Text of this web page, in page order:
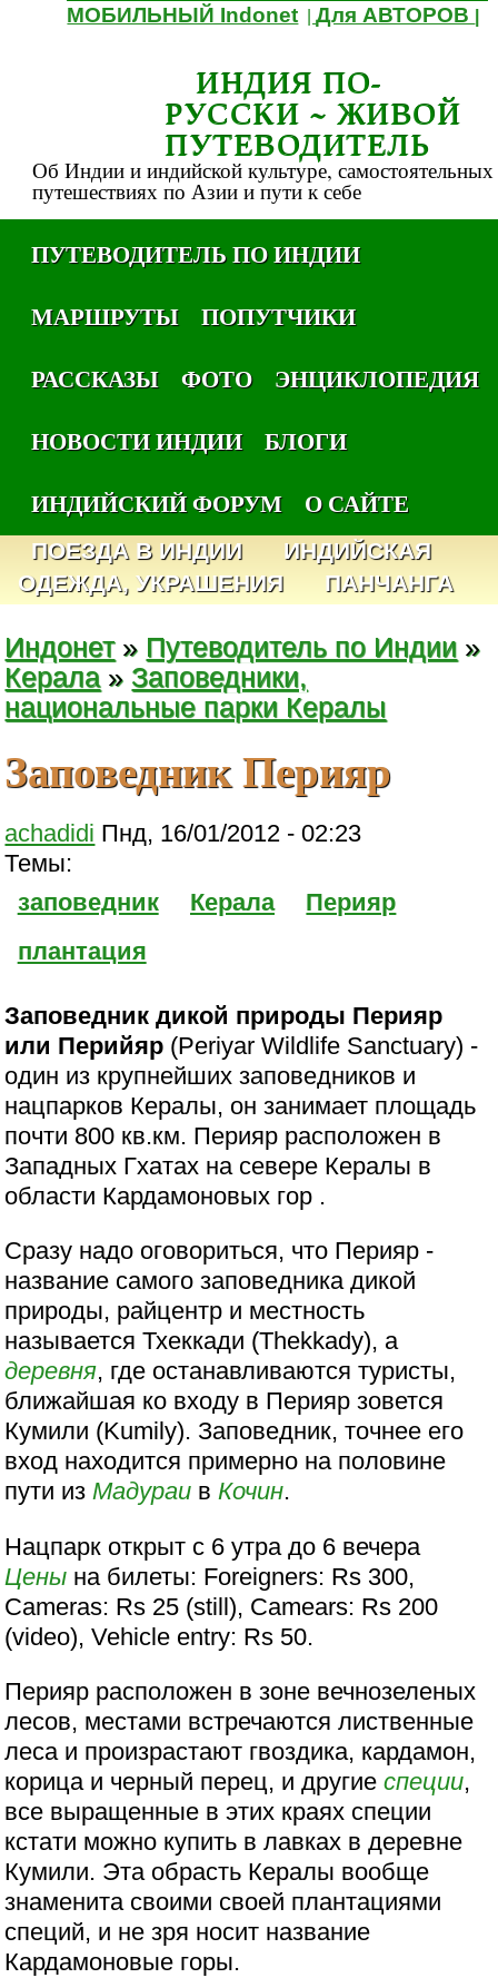
МОБИЛЬНЫЙ Indonet |Для АВТОРОВ
ИНДИЯ ПО-
РУССКИ ~ ЖИВОЙ
ПУТЕВОДИТЕЛЬ
Об Индии и индийской культуре, самостоятельных
путешествиях по Азии и пути к себе
ПУТЕВОДИТЕЛЬ ПО ИНДИИ
МАРШРУТЫ
ПОПУТЧИКИ
РАССКАЗЫ
ФОТО
ЭНЦИКЛОПЕДИЯ
НОВОСТИ ИНДИИ
БЛОГИ
ИНДИЙСКИЙ ФОРУМ
О САЙТЕ
ПОЕЗДА В ИНДИИ
ИНДИЙСКАЯ
ОДЕЖДА, УКРАШЕНИЯ
ПАНЧАНГА
Индонет» Путеводитель по Индии »
Керала » Заповедники,
национальные парки Кералы
Заповедник Перияр
achadidi Пнд, 16/01/2012 - 02:23
Темы:
заповедник
Керала
Перияр
плантация
Заповедник дикой природы Перияр
или Перийяр (Periyar Wildlife Sanctuary) -
один из крупнейших заповедников и
нацпарков Кералы, он занимает площадь
почти 800 кв.км. Перияр расположен в
Западных Гхатах на севере Кералы в
области Кардамоновых гор .
Сразу надо оговориться, что Перияр -
название самого заповедника дикой
природы, райцентр и местность
называется Тхеккади (Thekkady), а
деревня, где останавливаются туристы,
ближайшая ко входу в Перияр зовется
Кумили (Kumily). Заповедник, точнее его
вход находится примерно на половине
пути изМадураи вКочин.
Нацпарк открыт с 6 утра до 6 вечера
Цены на билеты: Foreigners: Rs 300,
Cameras: Rs 25 (still), Camears: Rs 200
(video), Vehicle entry: Rs 50.
Перияр расположен в зоне вечнозеленых
лесов, местами встречаются лиственные
леса и произрастают гвоздика, кардамон,
корица и черный перец, и другиеспеции,
все выращенные в этих краях специи
кстати можно купить в лавках в деревне
Кумили. Эта обрасть Кералы вообще
знаменита своими своей плантациями
специй, и не зря носит название
Кардамоновые горы.